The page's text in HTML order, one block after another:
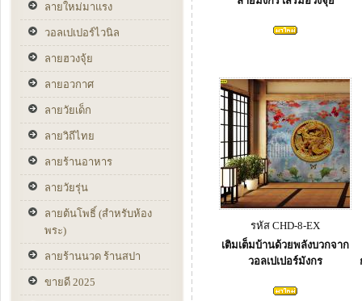
ลายใหม่มาแรง
วอลเปเปอร์ไวนิล
ลายฮวงจุ้ย
ลายอวกาศ
ลายวัยเด็ก
ลายวิถีไทย
ลายร้านอาหาร
ลายวัยรุ่น
ลายต้นโพธิ์ (สำหรับห้อง
พระ)
ลายร้านนวด ร้านสปา
ขายดี 2025
รหัส CHD-8-EX
เติมเต็มบ้านด้วยพลังบวกจาก
วอลเปเปอร์มังกร